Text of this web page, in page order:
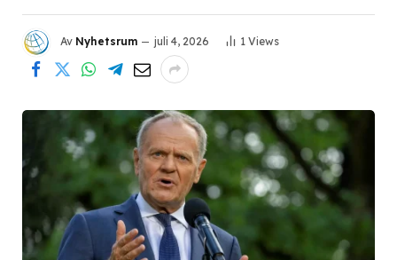
Av Nyhetsrum juli 4, 2026 1 Views